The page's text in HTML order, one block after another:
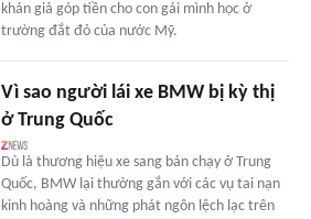
khán giả góp tiền cho con gái mình học ở
trường đắt đỏ của nước Mỹ.
Vì sao người lái xe BMW bị kỳ thị
ở Trung Quốc
Dù là thương hiệu xe sang bán chạy ở Trung
Quốc, BMW lại thường gắn với các vụ tai nạn
kinh hoàng và những phát ngôn lệch lạc trên